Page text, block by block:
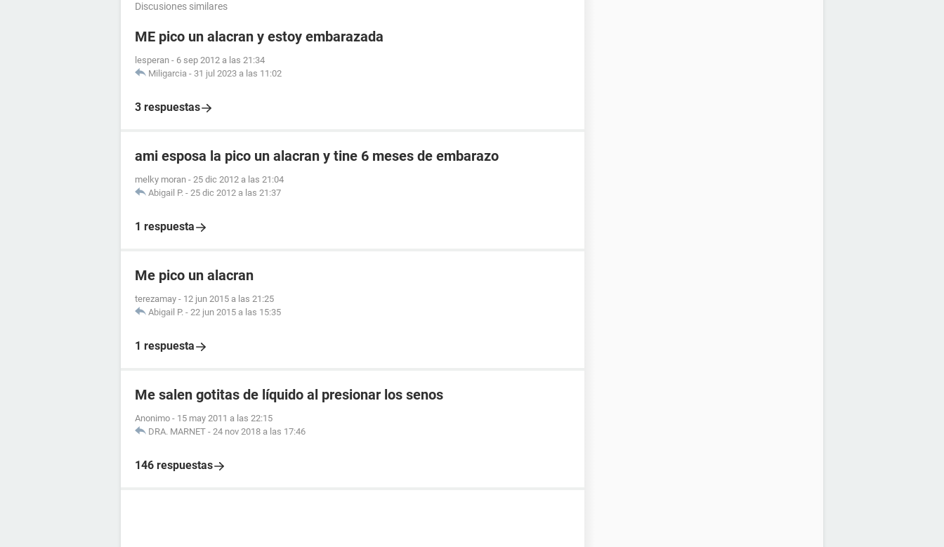
Discusiones similares
ME pico un alacran y estoy embarazada
lesperan - 6 sep 2012 a las 21:34
Miligarcia - 31 jul 2023 a las 11:02
3 respuestas
ami esposa la pico un alacran y tine 6 meses de embarazo
melky moran - 25 dic 2012 a las 21:04
Abigail P. - 25 dic 2012 a las 21:37
1 respuesta
Me pico un alacran
terezamay - 12 jun 2015 a las 21:25
Abigail P. - 22 jun 2015 a las 15:35
1 respuesta
Me salen gotitas de líquido al presionar los senos
Anonimo - 15 may 2011 a las 22:15
DRA. MARNET - 24 nov 2018 a las 17:46
146 respuestas